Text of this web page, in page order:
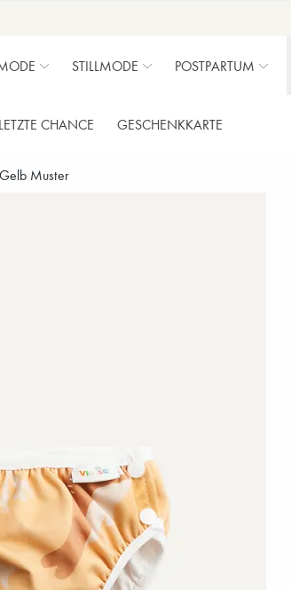
STILLMODE POSTPARTUM
LETZTE CHANCE GESCHENKKARTE
Muster